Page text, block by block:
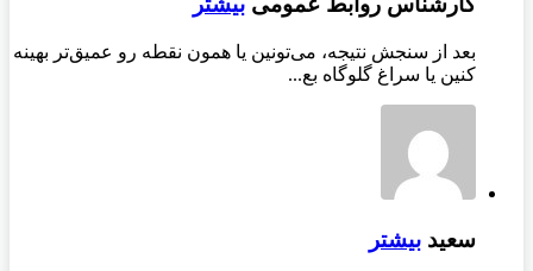
بعد از سنجش نتیجه، می‌تونین یا همون نقطه رو عمیق‌تر بهینه
کنین یا سراغ گلوگاه بع...
سعید بیشتر